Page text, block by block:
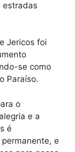
estradas
Jericos foi
se como
Paraíso.
o
e a
é
e